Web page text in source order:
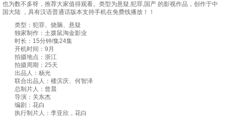
也为数不多呀，推荐大家值得观看。类型为悬疑,犯罪,国产 的影视作品，创作于中
国大陆 ，具有汉语普通话版本支持手机在免费线播放！！
类型：犯罪、烧脑、悬疑
独家制作：土拨鼠淘金影业
时长：15分钟/集24集
开机时间：9月
拍摄地点：浙江
拍摄周期：25天
出品人：杨光
联合出品人：楼滨庆、何智泽
总制片人：曾晨
导演：关东杰
编剧：花白
执行制片人：李亚欣，花白